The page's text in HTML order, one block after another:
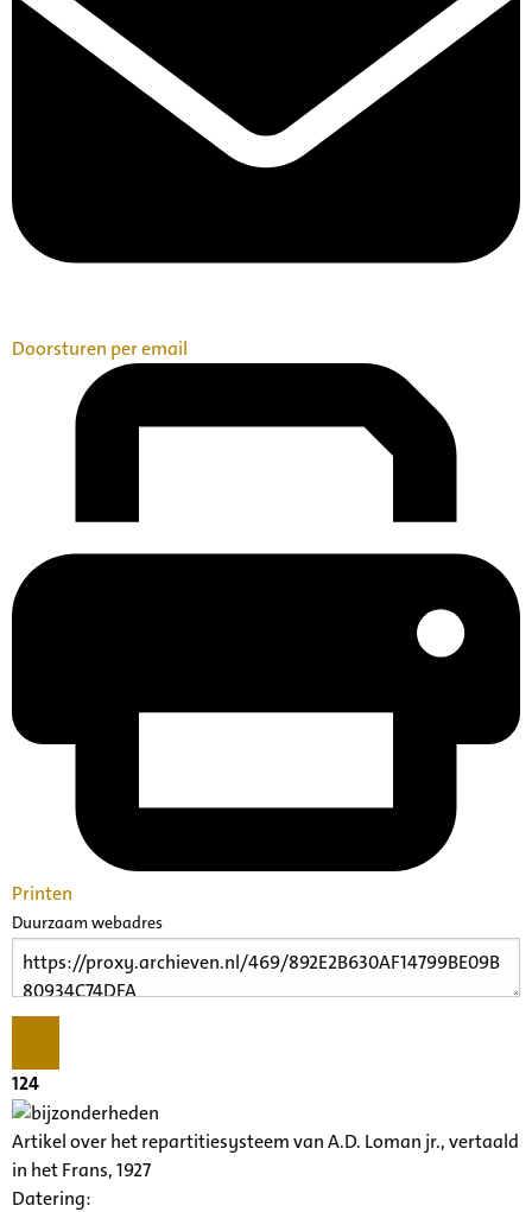
Doorsturen per email
Printen
Duurzaam webadres
124
Artikel over het repartitiesysteem van A.D. Loman jr., vertaald
in het Frans, 1927
Datering: